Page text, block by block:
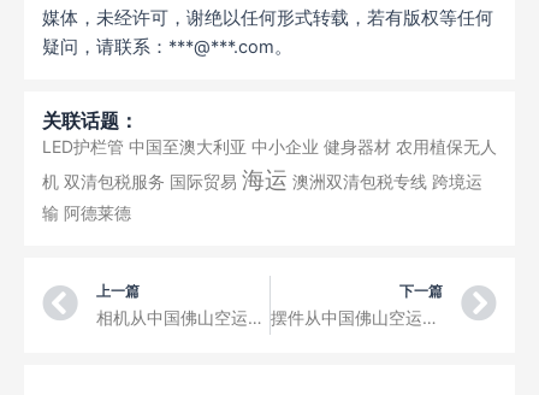
媒体，未经许可，谢绝以任何形式转载，若有版权等任何
疑问，请联系：***@***.com。
关联话题：
LED护栏管 中国至澳大利亚 中小企业 健身器材 农用植保无人
机 双清包税服务 国际贸易 海运 澳洲双清包税专线 跨境运
输 阿德莱德
Prev
上一篇
相机从中国佛山空运到兰萨罗特机场三字代码ACE
下一篇
摆件从中国佛山空运到毕尔巴鄂机场三字代码BIO